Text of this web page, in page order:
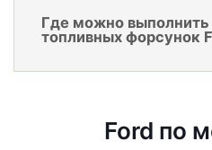
Где можно
топливных форсунок
Ford по